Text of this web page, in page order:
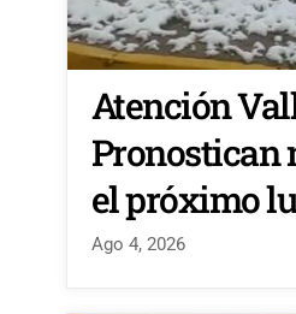
Atención
Pronostican
el próximo
Ago 4, 2026